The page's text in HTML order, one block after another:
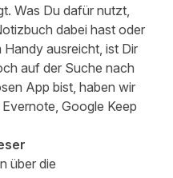
Was Du dafür nutzt,
dabei hast oder
ausreicht, ist Dir
auf der Suche nach
App bist, haben wir
Evernote Google Keep
über die